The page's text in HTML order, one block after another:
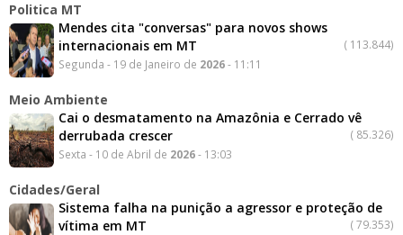
Politica MT
Mendes cita "conversas" para novos shows
internacionais em MT
( 113.844)
Segunda - 19 de Janeiro de 2026- 11:11
Meio Ambiente
Cai o desmatamento na Amazônia e Cerrado vê
derrubada crescer
( 85.326)
Sexta - 10 de Abril de 2026- 13:03
Cidades/Geral
Sistema falha na punição a agressor e proteção de
vítima em MT
(79.353)